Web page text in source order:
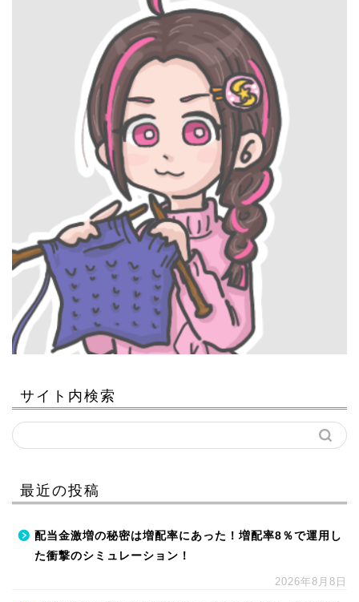
サイト内検索
最近の投稿
配当金激増の秘密は増配率にあった！増配率8％で運用し
た衝撃のシミュレーション！
2026年8月8日